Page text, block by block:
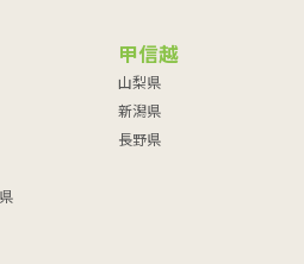
甲信越
山梨県
新潟県
長野県